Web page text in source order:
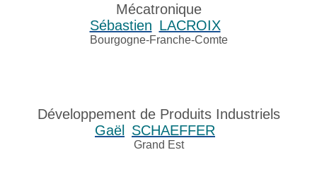
Mécatronique
Sébastien LACROIX
Bourgogne-Franche-Comte
Développement de Produits Industriels
Gaël SCHAEFFER
Grand Est